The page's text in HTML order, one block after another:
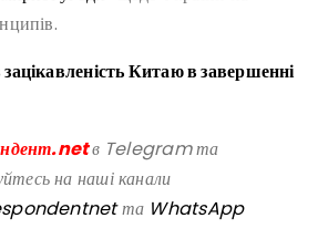
Китаю в завершенні
в Telegram та
на наші канали
та WhatsApp